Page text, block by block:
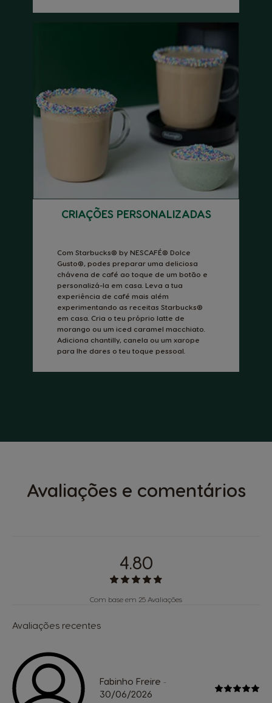
CRIAÇÕES PERSONALIZADAS
Com Starbucks® by NESCAFÉ® Dolce
Gusto®, podes preparar uma deliciosa
chávena de café ao toque de um botão e
personalizá-la em casa. Leva a tua
experiência de café mais além
experimentando as receitas Starbucks®
em casa. Cria o teu próprio latte de
morango ou um iced caramel macchiato.
Adiciona chantilly, canela ou um xarope
para lhe dares o teu toque pessoal.
Avaliações e comentários
4.80
Com base em 25 Avaliações
Avaliações recentes
Fabinho Freire -
30/06/2026